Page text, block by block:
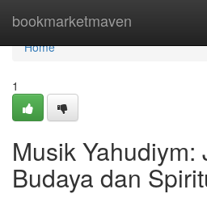
bookmarketmaven
Home
Home
1
Musik Yahudiym:
Budaya dan